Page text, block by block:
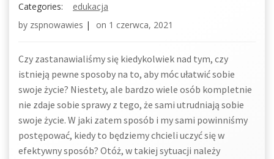
Categories:
edukacja
by zspnowawies | on 1 czerwca, 2021
Czy zastanawialiśmy się kiedykolwiek nad tym, czy
istnieją pewne sposoby na to, aby móc ułatwić sobie
swoje życie? Niestety, ale bardzo wiele osób kompletnie
nie zdaje sobie sprawy z tego, że sami utrudniają sobie
swoje życie. W jaki zatem sposób i my sami powinniśmy
postępować, kiedy to będziemy chcieli uczyć się w
efektywny sposób? Otóż, w takiej sytuacji należy